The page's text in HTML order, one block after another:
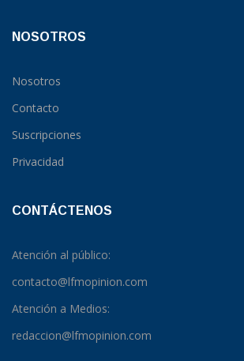
NOSOTROS
Nosotros
Contacto
Suscripciones
Privacidad
CONTÁCTENOS
Atención al público:
contacto@lfmopinion.com
Atención a Medios:
redaccion@lfmopinion.com